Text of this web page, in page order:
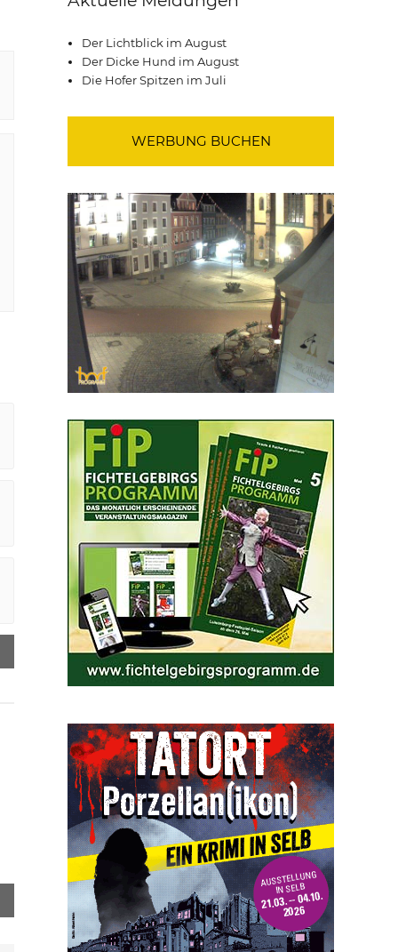
Der Lichtblick im August
Der Dicke Hund im August
Die Hofer Spitzen im Juli
WERBUNG BUCHEN